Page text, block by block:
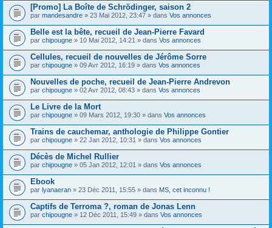
o
n
t
i
e
n
t
u
n
o
n
d
a
g
e
[Promo] La Boîte de Schrödinger, saison 2
par mandesandre » 23 Mai 2012, 23:47 » dans Vos annonces
Belle est la bête, recueil de Jean-Pierre Favard
par chipougne » 10 Mai 2012, 14:21 » dans Vos annonces
Cellules, recueil de nouvelles de Jérôme Sorre
par chipougne » 09 Avr 2012, 16:19 » dans Vos annonces
Nouvelles de poche, recueil de Jean-Pierre Andrevon
par chipougne » 02 Avr 2012, 08:43 » dans Vos annonces
Le Livre de la Mort
par chipougne » 09 Mars 2012, 19:30 » dans Vos annonces
Trains de cauchemar, anthologie de Philippe Gontier
par chipougne » 22 Jan 2012, 10:31 » dans Vos annonces
Décès de Michel Rullier
par chipougne » 05 Jan 2012, 12:01 » dans Vos annonces
Ebook
par lyanaeran » 23 Déc 2011, 15:55 » dans MS, cet inconnu !
Captifs de Terroma ?, roman de Jonas Lenn
par chipougne » 12 Déc 2011, 15:49 » dans Vos annonces